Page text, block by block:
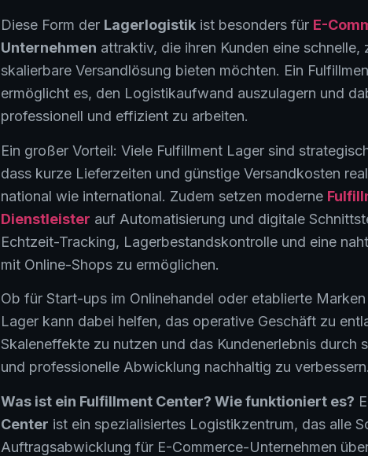
Diese Form der Lagerlogistik ist besonders für E-
Unternehmen attraktiv, die ihren Kunden eine schnelle,
skalierbare Versandlösung bieten möchten. Ein
ermöglicht es, den Logistikaufwand auszulagern und
professionell und effizient zu arbeiten.
Ein großer Vorteil: Viele Fulfillment Lager sind
dass kurze Lieferzeiten und günstige Versandkosten
national wie international. Zudem setzen moderne
Dienstleister auf Automatisierung und digitale
Echtzeit-Tracking, Lagerbestandskontrolle und eine
mit Online-Shops zu ermöglichen.
Ob für Start-ups im Onlinehandel oder etablierte
Lager kann dabei helfen, das operative Geschäft zu
Skaleneffekte zu nutzen und das Kundenerlebnis durch
und professionelle Abwicklung nachhaltig zu verbessern.
Was ist ein Fulfillment Center? Wie funktioniert es?
Center ist ein spezialisiertes Logistikzentrum, das alle
Auftragsabwicklung für E-Commerce-Unternehmen